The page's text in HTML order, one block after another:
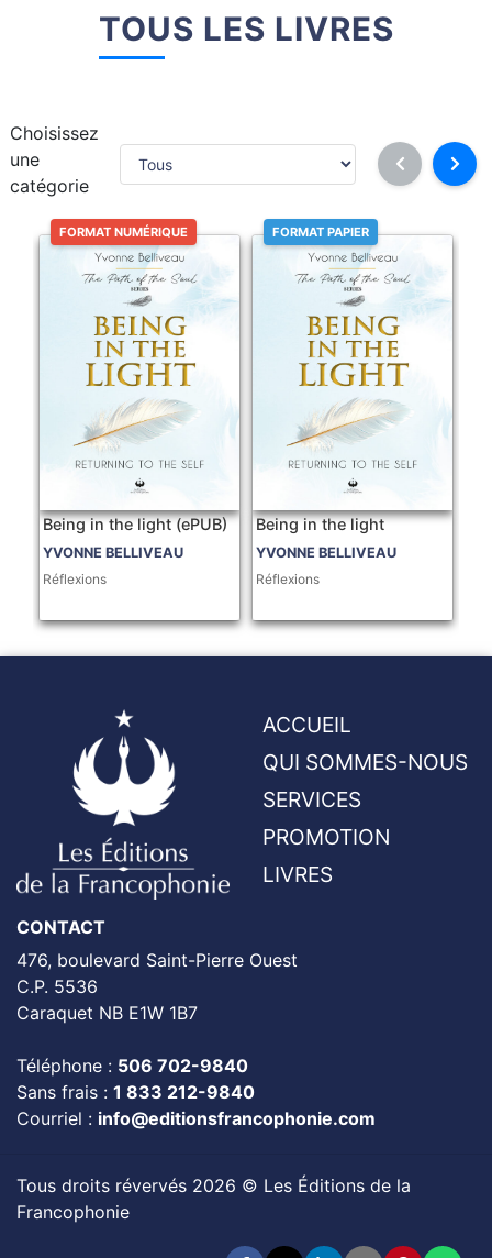
TOUS LES LIVRES
Choisissez
une
catégorie
FORMAT NUMÉRIQUE
Being in the light (ePUB)
YVONNE BELLIVEAU
Réflexions
FORMAT PAPIER
Being in the light
YVONNE BELLIVEAU
Réflexions
ACCUEIL
QUI SOMMES-NOUS
SERVICES
PROMOTION
LIVRES
CONTACT
476, boulevard Saint-Pierre Ouest
C.P. 5536
Caraquet NB E1W 1B7
Téléphone : 506 702-9840
Sans frais : 1 833 212-9840
Courriel : info@editionsfrancophonie.com
Tous droits révervés 2026 © Les Éditions de la
Francophonie